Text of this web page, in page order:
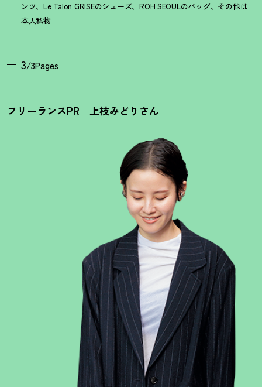
ンツ、Le Talon GRISEのシューズ、ROH SEOULのバッグ、その他は
本人私物
3/3Pages
フリーランスPR 上枝みどりさん